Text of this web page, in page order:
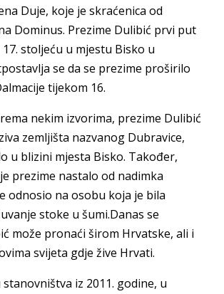
Duje, koje je skraćenica od
Dominus. Prezime Dulibić prvi put
stoljeću u mjestu Bisko u
se da se prezime proširilo
tijekom 16.
nekim izvorima, prezime Dulibić
zemljišta nazvanog Dubravice,
u blizini mjesta Bisko. Također,
prezime nastalo od nadimka
odnosio na osobu koja je bila
stoke u šumi.Danas se
može pronaći širom Hrvatske, ali i
svijeta gdje žive Hrvati.
iz 2011. godine, u